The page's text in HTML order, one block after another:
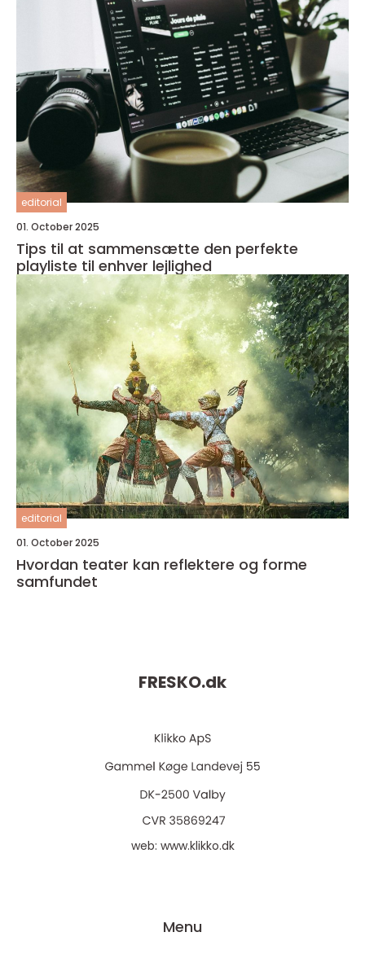
editorial
01. October 2025
Tips til at sammensætte den perfekte
playliste til enhver lejlighed
editorial
01. October 2025
Hvordan teater kan reflektere og forme
samfundet
FRESKO.dk
web: www.klikko.dk
Menu